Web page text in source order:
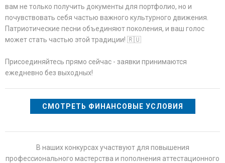
вам не только получить документы для портфолио, но и
почувствовать себя частью важного культурного движения.
Патриотические песни объединяют поколения, и ваш голос
может стать частью этой традиции! 🇷🇺
Присоединяйтесь прямо сейчас - заявки принимаются
ежедневно без выходных!
СМОТРЕТЬ ФИНАНСОВЫЕ УСЛОВИЯ
В наших конкурсах участвуют для повышения
профессионального мастерства и пополнения аттестационного